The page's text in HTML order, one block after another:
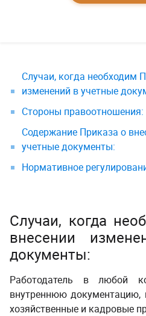
Случаи, когда необходим
изменений в учетные
Стороны правоотношения:
Содержание Приказа о
учетные документы:
Нормативное
Случаи, когда
внесении
документы:
Работодатель в любой
внутреннюю
хозяйственные и кадровые